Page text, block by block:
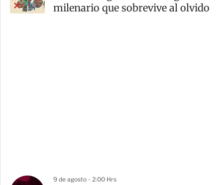
milenario que sobrevive al olvido
9 de agosto - 2:00 Hrs